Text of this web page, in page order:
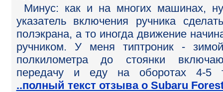
Минус: как и на многих машинах,
указатель включения ручника
полэкрана, а то иногда движение
ручником. У меня типтроник -
полкилометра до стоянки
передачу и еду на оборотах 4-5
..полный текст отзыва о Subaru